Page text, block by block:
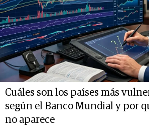
Cuáles son los países más
según el Banco Mundial y por
no aparece